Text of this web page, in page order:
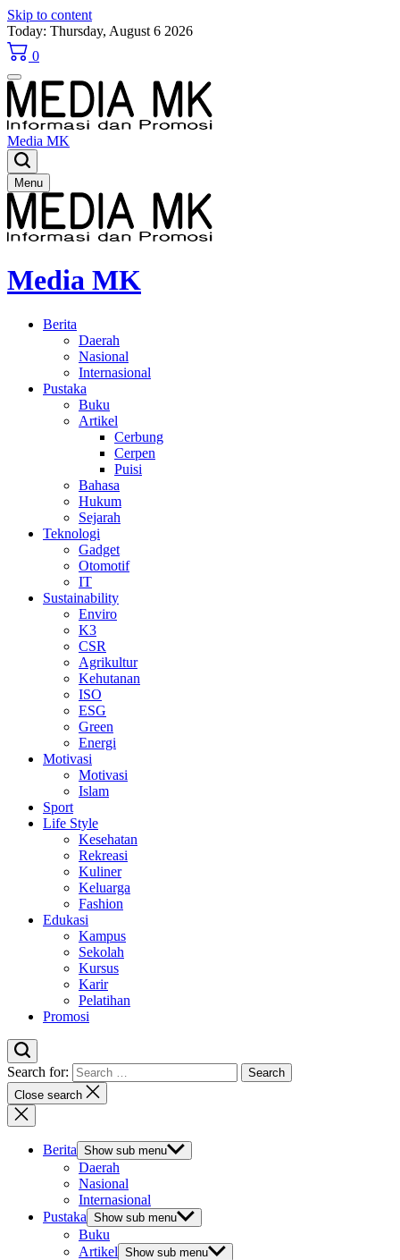
Skip to content
Today: Thursday, August 6 2026
0
Media MK
Menu
Media MK
Berita
Daerah
Nasional
Internasional
Pustaka
Buku
Artikel
Cerbung
Cerpen
Puisi
Bahasa
Hukum
Sejarah
Teknologi
Gadget
Otomotif
IT
Sustainability
Enviro
K3
CSR
Agrikultur
Kehutanan
ISO
ESG
Green
Energi
Motivasi
Motivasi
Islam
Sport
Life Style
Kesehatan
Rekreasi
Kuliner
Keluarga
Fashion
Edukasi
Kampus
Sekolah
Kursus
Karir
Pelatihan
Promosi
Search for:
Close search
Berita Show sub menu
Daerah
Nasional
Internasional
Pustaka Show sub menu
Buku
Artikel Show sub menu